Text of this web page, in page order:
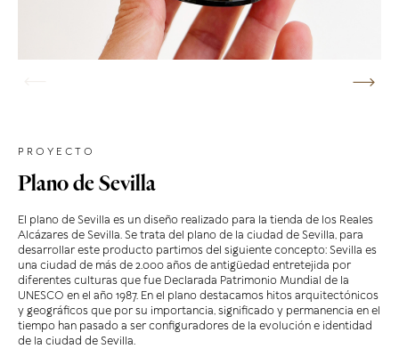
PROYECTO
Plano de Sevilla
El plano de Sevilla es un diseño realizado para la tienda de los Reales
Alcázares de Sevilla. Se trata del plano de la ciudad de Sevilla, para
desarrollar este producto partimos del siguiente concepto: Sevilla es
una ciudad de más de 2.000 años de antigüedad entretejida por
diferentes culturas que fue Declarada Patrimonio Mundial de la
UNESCO en el año 1987. En el plano destacamos hitos arquitectónicos
y geográficos que por su importancia, significado y permanencia en el
tiempo han pasado a ser configuradores de la evolución e identidad
de la ciudad de Sevilla.